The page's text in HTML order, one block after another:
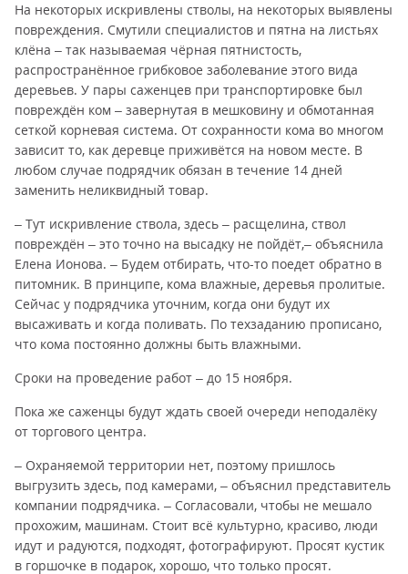
На некоторых искривлены стволы, на некоторых выявлены
повреждения. Смутили специалистов и пятна на листьях
клёна – так называемая чёрная пятнистость,
распространённое грибковое заболевание этого вида
деревьев. У пары саженцев при транспортировке был
повреждён ком – завернутая в мешковину и обмотанная
сеткой корневая система. От сохранности кома во многом
зависит то, как деревце приживётся на новом месте. В
любом случае подрядчик обязан в течение 14 дней
заменить неликвидный товар.
– Тут искривление ствола, здесь – расщелина, ствол
повреждён – это точно на высадку не пойдёт,– объяснила
Елена Ионова. – Будем отбирать, что-то поедет обратно в
питомник. В принципе, кома влажные, деревья пролитые.
Сейчас у подрядчика уточним, когда они будут их
высаживать и когда поливать. По техзаданию прописано,
что кома постоянно должны быть влажными.
Сроки на проведение работ – до 15 ноября.
Пока же саженцы будут ждать своей очереди неподалёку
от торгового центра.
– Охраняемой территории нет, поэтому пришлось
выгрузить здесь, под камерами, – объяснил представитель
компании подрядчика. – Согласовали, чтобы не мешало
прохожим, машинам. Стоит всё культурно, красиво, люди
идут и радуются, подходят, фотографируют. Просят кустик
в горшочке в подарок, хорошо, что только просят.